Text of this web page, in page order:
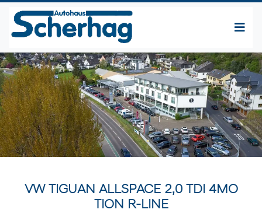
VW TIGUAN ALLSPACE 2,0 TDI 4MO
TION R-LINE